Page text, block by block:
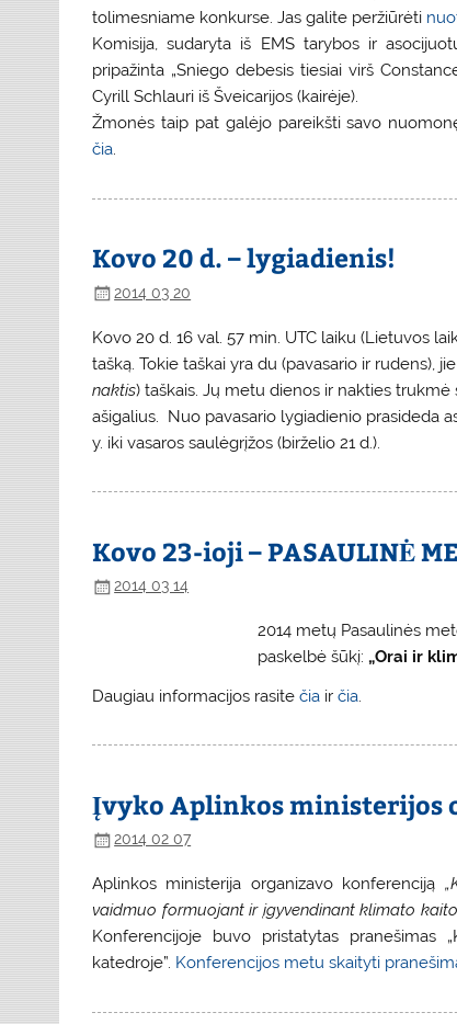
tolimesniame konkurse. Jas galite peržiūrėti
Komisija, sudaryta iš EMS tarybos ir
pripažinta „Sniego debesis tiesiai virš
Cyrill Schlauri iš Šveicarijos (kairėje).
Žmonės taip pat galėjo pareikšti savo
čia.
Kovo 20 d. – lygiadienis!
2014 03 20
Kovo 20 d. 16 val. 57 min. UTC laiku (Lietuvos
tašką. Tokie taškai yra du (pavasario ir rudens),
naktis) taškais. Jų metu dienos ir nakties
ašigalius. Nuo pavasario lygiadienio prasideda
y. iki vasaros saulėgrįžos (birželio 21 d.).
Kovo 23-ioji – PASAULINĖ
2014 03 14
2014 metų Pasaulinės
paskelbė šūkį: „Orai ir
Daugiau informacijos rasitečia irčia.
Įvyko Aplinkos ministerijos
2014 02 07
Aplinkos ministerija organizavo konferenciją
vaidmuo formuojant ir įgyvendinant klimato
Konferencijoje buvo pristatytas pranešimas
katedroje”. Konferencijos metu skaityti